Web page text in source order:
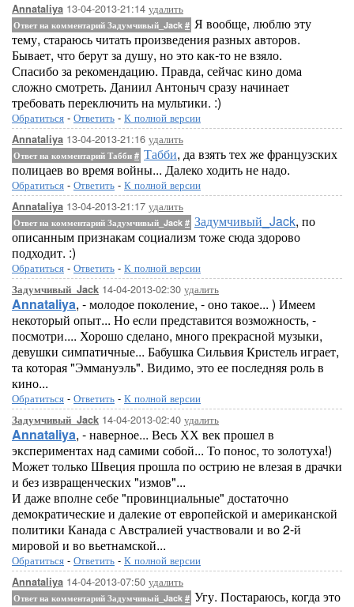
Annataliya 13-04-2013-21:14 удалить
Ответ на комментарий Задумчивый_Jack # Я вообще, люблю эту
тему, стараюсь читать произведения разных авторов.
Бывает, что берут за душу, но это как-то не взяло.
Спасибо за рекомендацию. Правда, сейчас кино дома
сложно смотреть. Даниил Антоныч сразу начинает
требовать переключить на мультики. :)
Обратиться - Ответить - К полной версии
Annataliya 13-04-2013-21:16 удалить
Ответ на комментарий Табби # Табби, да взять тех же французских
полицаев во время войны... Далеко ходить не надо.
Обратиться - Ответить - К полной версии
Annataliya 13-04-2013-21:17 удалить
Ответ на комментарий Задумчивый_Jack # Задумчивый_Jack, по
описанным признакам социализм тоже сюда здорово
подходит. :)
Обратиться - Ответить - К полной версии
Задумчивый_Jack 14-04-2013-02:30 удалить
Annataliya, - молодое поколение, - оно такое... ) Имеем
некоторый опыт... Но если представится возможность, -
посмотри.... Хорошо сделано, много прекрасной музыки,
девушки симпатичные... Бабушка Сильвия Кристель играет,
та которая "Эммануэль". Видимо, это ее последняя роль в
кино...
Обратиться - Ответить - К полной версии
Задумчивый_Jack 14-04-2013-02:40 удалить
Annataliya, - наверное... Весь ХХ век прошел в
экспериментах над самими собой... То понос, то золотуха!)
Может только Швеция прошла по острию не влезая в драчки
и без извращенческих "измов"...
И даже вполне себе "провинциальные" достаточно
демократические и далекие от европейской и американской
политики Канада с Австралией участвовали и во 2-й
мировой и во вьетнамской...
Обратиться - Ответить - К полной версии
Annataliya 14-04-2013-07:50 удалить
Ответ на комментарий Задумчивый_Jack # Угу. Постараюсь, когда это